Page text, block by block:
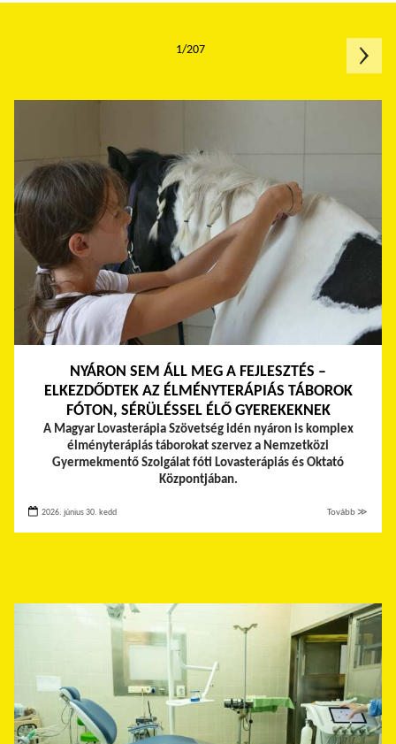
NYÁRON SEM ÁLL MEG A FEJLESZTÉS –
ELKEZDŐDTEK AZ ÉLMÉNYTERÁPIÁS TÁBOROK
FÓTON, SÉRÜLÉSSEL ÉLŐ GYEREKEKNEK
A Magyar Lovasterápia Szövetség idén nyáron is komplex
élményterápiás táborokat szervez a Nemzetközi
Gyermekmentő Szolgálat fóti Lovasterápiás és Oktató
Központjában.
2026. június 30. kedd Tovább ≫
1/207